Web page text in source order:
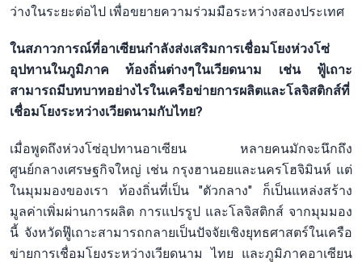
ว่างในระยะต่อไป เพื่อขยายความร่วมมือระหว่างสองประเทศ
ในสภาวการณ์ที่อาเซียนกำลังส่งเสริมการเชื่อมโยงห่วงโซ่
อุปทานในภูมิภาค ท้องถิ่นต่างๆในเวียดนาม เช่น ฟู้เถาะ
สามารถมีบทบาทอย่างไรในเครือข่ายการผลิตและโลจิสติกส์ที่
เชื่อมโยงระหว่างเวียดนามกับไทย?
เมื่อพูดถึงห่วงโซ่อุปทานอาเซียน หลายคนมักจะนึกถึง
ศูนย์กลางเศรษฐกิจใหญ่ เช่น กรุงฮานอยและนครโฮจิมินห์ แต่
ในมุมมองของเรา ท้องถิ่นที่เป็น "ตัวกลาง" ก็เป็นแหล่งสร้าง
มูลค่าเพิ่มผ่านการผลิต การแปรรูป และโลจิสติกส์ จากมุมมอง
นี้ จังหวัดฟู๊เถาะสามารถกลายเป็นปัจจัยเชิงยุทธศาสตร์ในเครือ
ข่ายการเชื่อมโยงระหว่างเวียดนาม ไทย และภูมิภาคอาเซียน